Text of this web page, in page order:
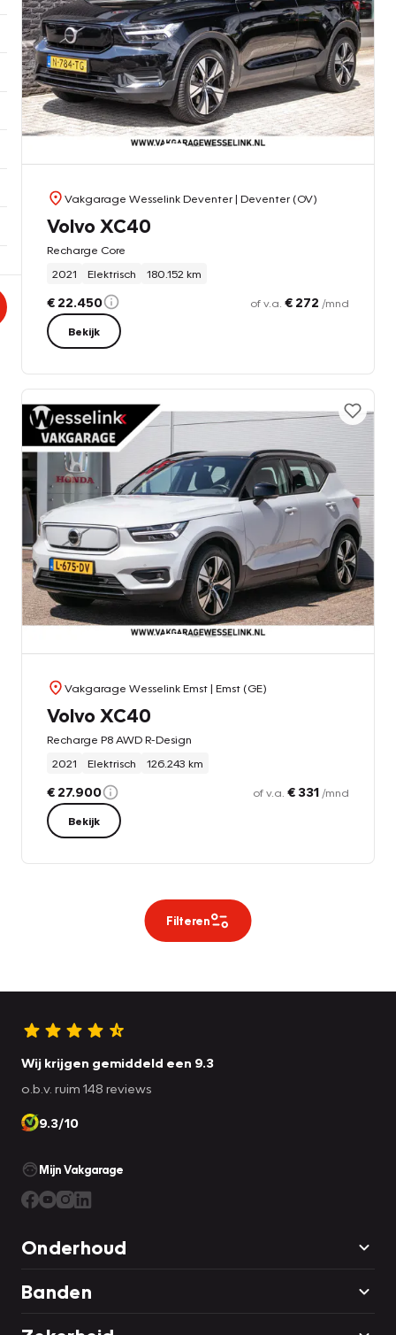
Vakgarage Wesselink Deventer| Deventer (OV)
Volvo XC40
Recharge Core
2021
Elektrisch 180.152 km
€ 22.450 of v.a. € 272 /mnd
Bekijk
Vakgarage Wesselink Emst| Emst (GE)
Volvo XC40
Recharge P8 AWD R-Design
2021
Elektrisch 126.243 km
€ 27.900 of v.a. € 331 /mnd
Bekijk
Filteren
Wij krijgen gemiddeld een 9.3
o.b.v. ruim 148 reviews
9.3/10
Mijn Vakgarage
Onderhoud
Banden